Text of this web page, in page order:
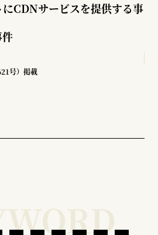
CDNサービスを提供する事
号）掲載